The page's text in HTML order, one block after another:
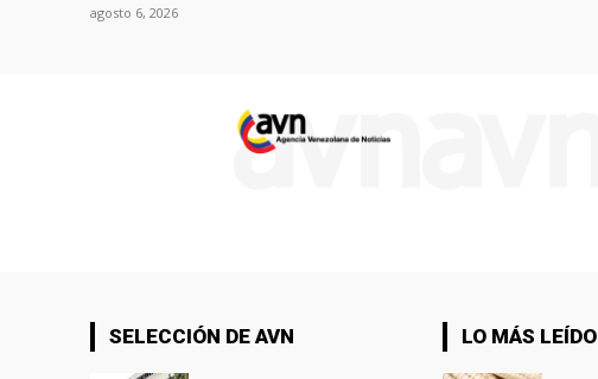
agosto 6, 2026
SELECCIÓN DE AVN LO MÁS LEÍDO